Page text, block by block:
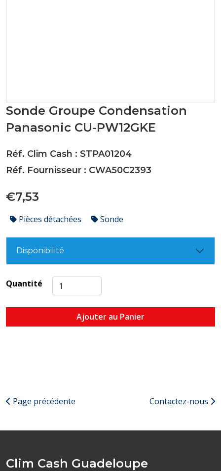
Sonde Groupe Condensation
Panasonic CU-PW12GKE
Réf. Clim Cash : STPA01204
Réf. Fournisseur : CWA50C2393
€7,53
Pièces détachées Sonde
Disponibilité
Quantité
Ajouter au Panier
Page précédente Contactez-nous
Clim Cash Guadeloupe